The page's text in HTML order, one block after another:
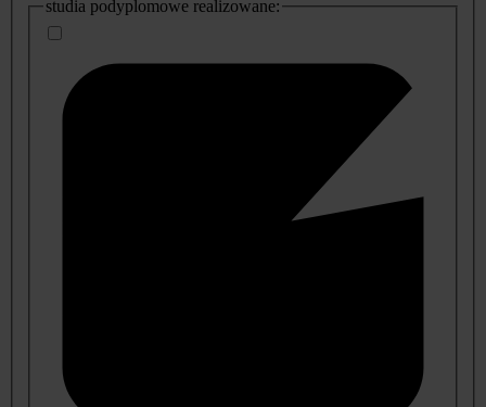
studia podyplomowe realizowane: